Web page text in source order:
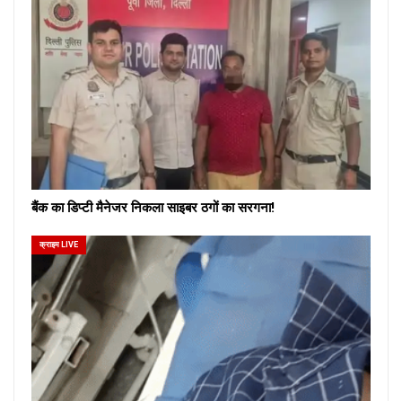
बैंक का डिप्टी मैनेजर निकला साइबर ठगों का सरगना!
क्राइम LIVE